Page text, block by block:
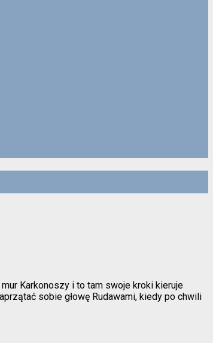
Karkonoszy i to tam swoje kroki kieruje
sobie głowę Rudawami, kiedy po chwili